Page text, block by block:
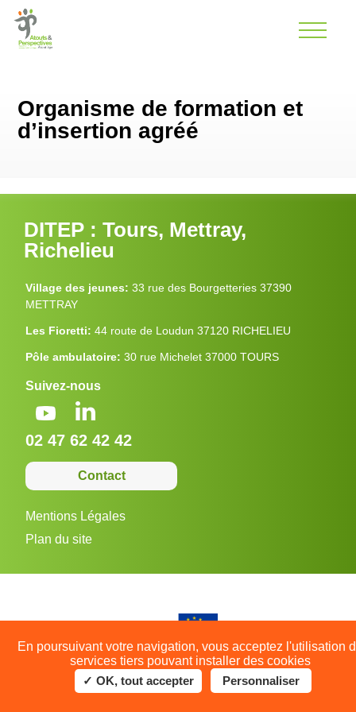
Organisme de formation et
d’insertion agréé
DITEP : Tours, Mettray,
Richelieu
Village des jeunes: 33 rue des Bourgetteries 37390
METTRAY
Les Fioretti: 44 route de Loudun 37120 RICHELIEU
Pôle ambulatoire: 30 rue Michelet 37000 TOURS
Suivez-nous
02 47 62 42 42
Contact
Mentions Légales
Plan du site
En poursuivant votre navigation, vous acceptez l'utilisation
services tiers pouvant installer des cookies
✓ OK, tout accepter
Personnaliser